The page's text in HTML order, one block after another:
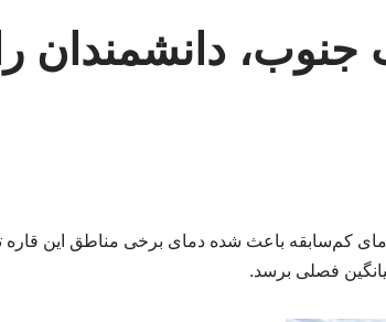
دانشمندان را
کم‌سابقه باعث شده دمای برخی مناطق این قاره